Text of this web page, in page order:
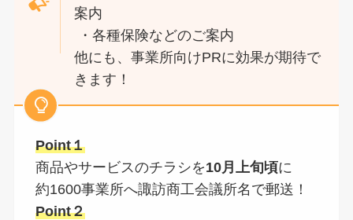
案内
・各種保険などのご案内
他にも、事業所向けPRに効果が期待で
きます！
Point１
商品やサービスのチラシを10月上旬頃に
約1600事業所へ諏訪商工会議所名で郵送！
Point２